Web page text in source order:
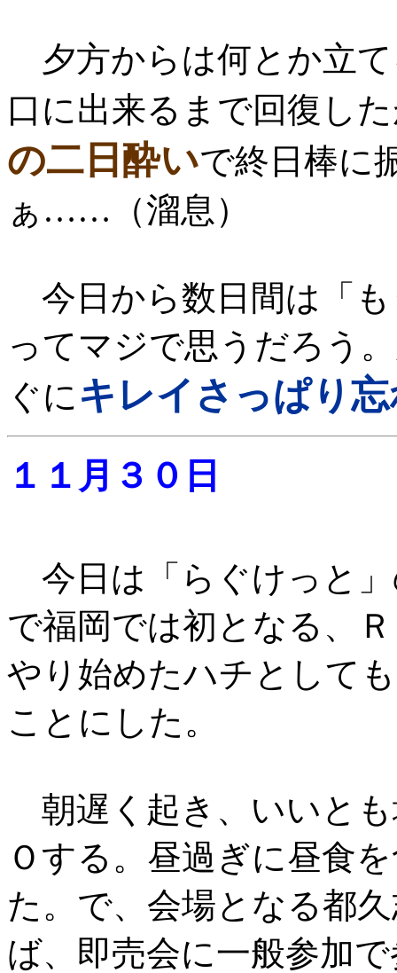
夕方からは何とか立
口に出来るまで回復し
の二日酔いで終日棒に
ぁ……（溜息）
今日から数日間は「
ってマジで思うだろう
ぐにキレイさっぱり
１１月３０日
今日は「らぐけっと
で福岡では初となる、
やり始めたハチとして
ことにした。
朝遅く起き、いいと
Ｏする。昼過ぎに昼食
た。で、会場となる都
ば、即売会に一般参加